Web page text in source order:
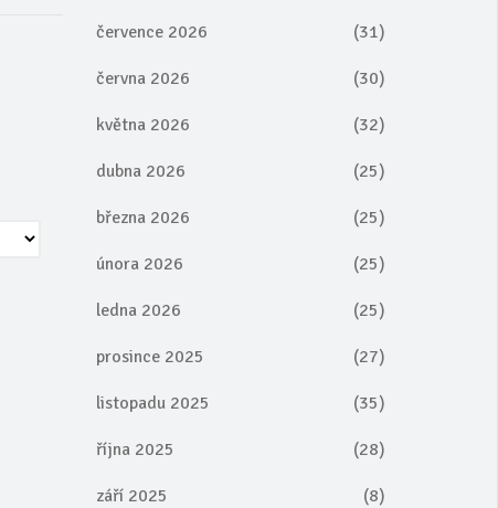
července 2026 (31)
června 2026 (30)
května 2026 (32)
dubna 2026 (25)
března 2026 (25)
února 2026 (25)
ledna 2026 (25)
prosince 2025 (27)
listopadu 2025 (35)
října 2025 (28)
září 2025 (8)